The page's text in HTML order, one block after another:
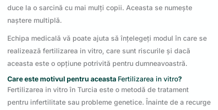
duce la o sarcină cu mai mulți copii. Aceasta se numește
naștere multiplă.
Echipa medicală vă poate ajuta să înțelegeți modul în care se
realizează fertilizarea in vitro, care sunt riscurile și dacă
aceasta este o opțiune potrivită pentru dumneavoastră.
Care este motivul pentru aceasta Fertilizarea in vitro?
Fertilizarea in vitro în Turcia este o metodă de tratament
pentru infertilitate sau probleme genetice. Înainte de a recurge